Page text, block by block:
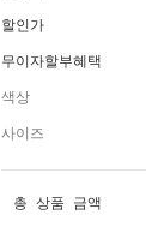
할인가
무이자할부혜택
색상
사이즈
총 상품 금액